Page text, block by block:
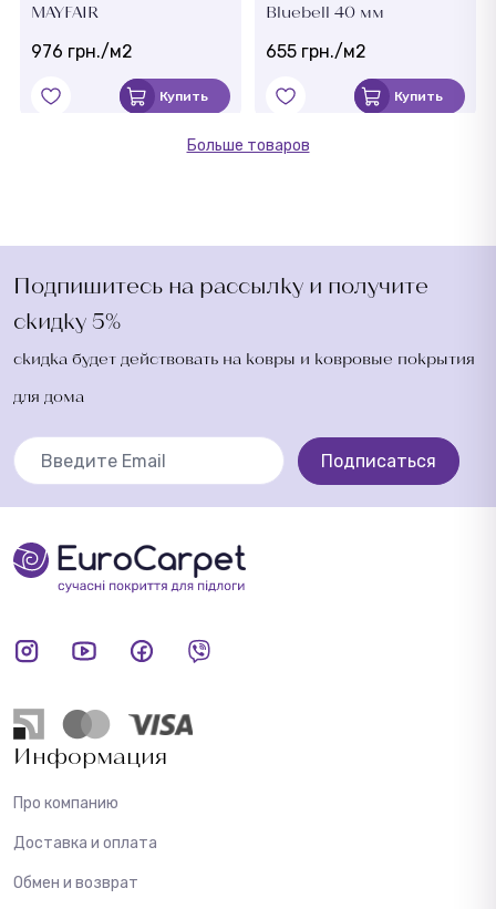
MAYFAIR
976 грн./м2
Купить
Bluebell 40 мм
655 грн./м2
Купить
Больше товаров
Подпишитесь на рассылку и получите
скидку 5%
скидка будет действовать на ковры и ковровые покрытия
для дома
Подписаться
Информация
Про компанию
Доставка и оплата
Обмен и возврат